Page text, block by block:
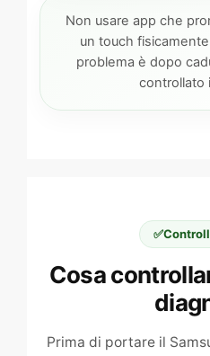
Non usare app che
un touch
problema è dopo
controllato
✅
Cosa
Prima di portare il